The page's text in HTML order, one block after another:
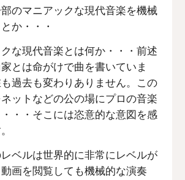
のマニアックな現代音楽を機械
か・・・
な現代音楽とは何か・・・前述
とは命がけで曲を書いていま
過去も変わりありません。この
ットなどの公の場にプロの音楽
・・そこには恣意的な意図を感
ベルは世界的に非常にレベルが
画を閲覧しても機械的な演奏